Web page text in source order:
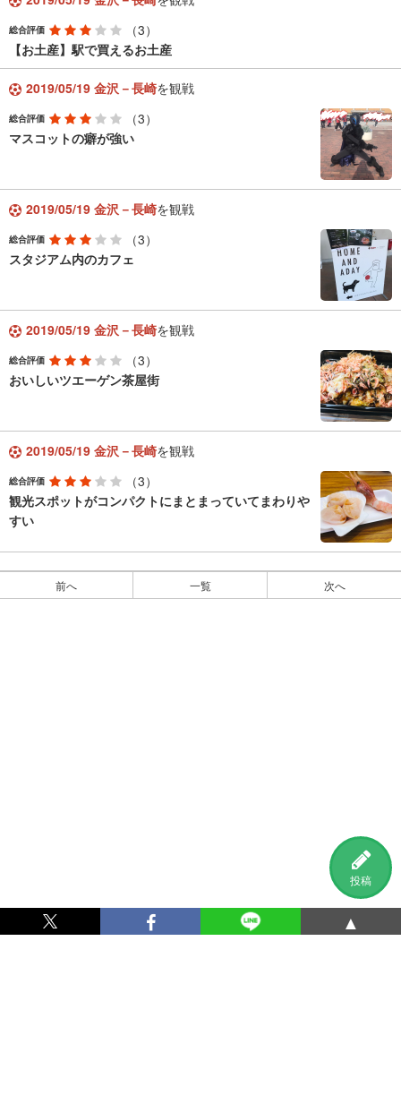
投稿
総合評価
（3）
【お土産】駅で買えるお土産
2019/05/19 金沢－長崎を観戦
総合評価
（3）
マスコットの癖が強い
2019/05/19 金沢－長崎を観戦
総合評価
（3）
スタジアム内のカフェ
2019/05/19 金沢－長崎を観戦
総合評価
（3）
おいしいツエーゲン茶屋街
2019/05/19 金沢－長崎を観戦
総合評価
（3）
観光スポットがコンパクトにまとまっていてまわりや
すい
前へ 一覧 次へ
▲